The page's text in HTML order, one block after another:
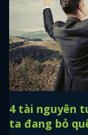
4 tài nguyên
ta đang bỏ